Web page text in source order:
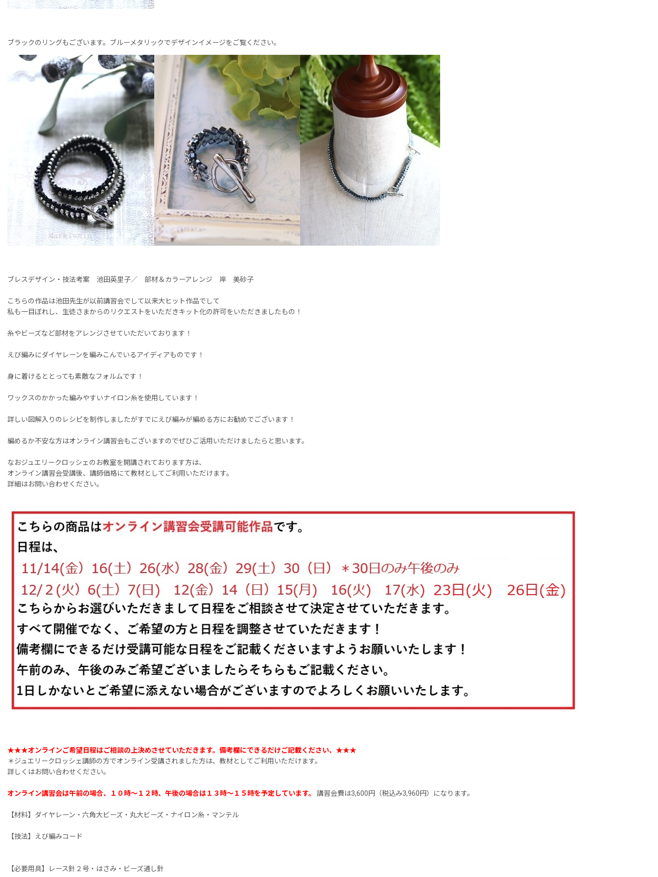
ブラックのリングもございます。ブルーメタリックでデザインイメージをご覧ください。
ブレスデザイン・技法考案 池田英里子／ 部材＆カラーアレンジ 岸 美砂子
こちらの作品は池田先生が以前講習会でして以来大ヒット作品でして
私も一目ぼれし、生徒さまからのリクエストをいただきキット化の許可をいただきましたもの！
糸やビーズなど部材をアレンジさせていただいております！
えび編みにダイヤレーンを編みこんでいるアイディアものです！
身に着けるととっても素敵なフォルムです！
ワックスのかかった編みやすいナイロン糸を使用しています！
詳しい図解入りのレシピを制作しましたがすでにえび編みが編める方にお勧めでございます！
編めるか不安な方はオンライン講習会もございますのでぜひご活用いただけましたらと思います。
なおジュエリークロッシェのお教室を開講されております方は、
オンライン講習会受講後、講師価格にて教材としてご利用いただけます。
詳細はお問い合わせください。
★★★オンラインご希望日程はご相談の上決めさせていただきます。備考欄にできるだけご記載ください、★★★
＊ジュエリークロッシェ講師の方でオンライン受講されました方は、教材としてご利用いただけます。
詳しくはお問い合わせください。
オンライン講習会は午前の場合、１０時〜１２時、午後の場合は１３時〜１５時を予定しています。 講習会費は3,600円（税込み3,960円）になります。
【材料】ダイヤレーン・六角大ビーズ・丸大ビーズ・ナイロン糸・マンテル
【技法】えび編みコード
【必要用具】レース針２号・はさみ・ビーズ通し針